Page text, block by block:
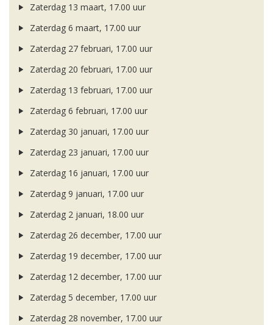
Zaterdag 13 maart, 17.00 uur
Zaterdag 6 maart, 17.00 uur
Zaterdag 27 februari, 17.00 uur
Zaterdag 20 februari, 17.00 uur
Zaterdag 13 februari, 17.00 uur
Zaterdag 6 februari, 17.00 uur
Zaterdag 30 januari, 17.00 uur
Zaterdag 23 januari, 17.00 uur
Zaterdag 16 januari, 17.00 uur
Zaterdag 9 januari, 17.00 uur
Zaterdag 2 januari, 18.00 uur
Zaterdag 26 december, 17.00 uur
Zaterdag 19 december, 17.00 uur
Zaterdag 12 december, 17.00 uur
Zaterdag 5 december, 17.00 uur
Zaterdag 28 november, 17.00 uur